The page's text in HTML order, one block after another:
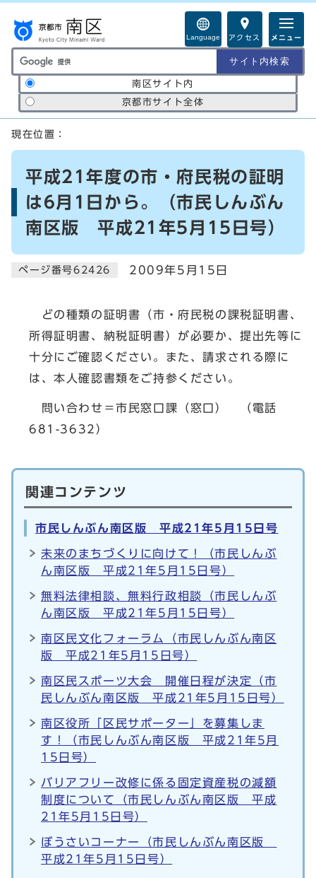
Language アクセス メニュー
サイト内検索の範囲
南区サイト内
京都市サイト全体
ここから本文です
現在位置：
平成21年度の市・府民税の証明
は6月1日から。（市民しんぶん
南区版 平成21年5月15日号）
ページ番号62426 2009年5月15日
どの種類の証明書（市・府民税の課税証明書、
所得証明書、納税証明書）が必要か、提出先等に
十分にご確認ください。また、請求される際に
は、本人確認書類をご持参ください。
問い合わせ＝市民窓口課（窓口） （電話
681-3632）
関連コンテンツ
市民しんぶん南区版 平成21年5月15日号
未来のまちづくりに向けて！（市民しんぶ
ん南区版 平成21年5月15日号）
無料法律相談、無料行政相談（市民しんぶ
ん南区版 平成21年5月15日号）
南区民文化フォーラム（市民しんぶん南区
版 平成21年5月15日号）
南区民スポーツ大会 開催日程が決定（市
民しんぶん南区版 平成21年5月15日号）
南区役所「区民サポーター」を募集しま
す！（市民しんぶん南区版 平成21年5月
15日号）
バリアフリー改修に係る固定資産税の減額
制度について（市民しんぶん南区版 平成
21年5月15日号）
ぼうさいコーナー（市民しんぶん南区版
平成21年5月15日号）